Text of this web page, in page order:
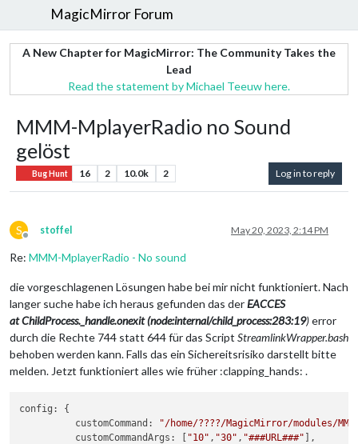
MagicMirror Forum
A New Chapter for MagicMirror: The Community Takes the
Lead
Read the statement by Michael Teeuw here.
MMM-MplayerRadio no Sound
gelöst
Bug Hunt 16 2 10.0k 2 Log in to reply
S
Offline
stoffel May 20, 2023, 2:14 PM
Re: MMM-MplayerRadio - No sound
die vorgeschlagenen Lösungen habe bei mir nicht funktioniert. Nach
langer suche habe ich heraus gefunden das derEACCES
at ChildProcess._handle.onexit (node:internal/child_process:283:19)error
durch die Rechte 744 statt 644 für das Script StreamlinkWrapper.bash
behoben werden kann. Falls das ein Sichereitsrisiko darstellt bitte
melden. Jetzt funktioniert alles wie früher :clapping_hands: .
config: {
          customCommand:
"/home/????/MagicMirror/modules/
          customCommandArgs: [
"10" , "30" , "###URL###"